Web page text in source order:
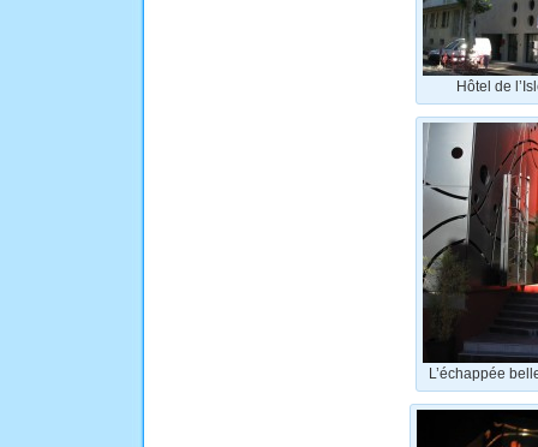
Hôtel de
L’échappée